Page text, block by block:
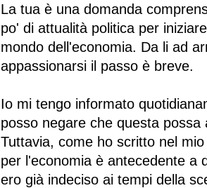
La tua è una domanda
po' di attualità politica per
mondo dell'economia. Da li ad
appassionarsi il passo è breve.
Io mi tengo informato
posso negare che questa
Tuttavia, come ho scritto nel
per l'economia è antecedente a
ero già indeciso ai tempi della